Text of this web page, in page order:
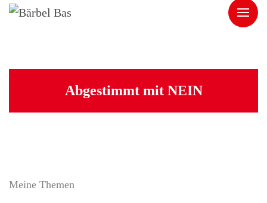
Abgestimmt mit NEIN
Meine Themen